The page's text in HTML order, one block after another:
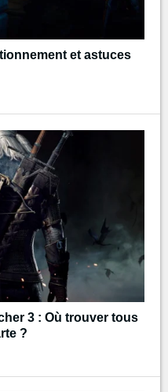
et astuces
3 : Où trouver tous
?